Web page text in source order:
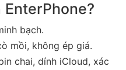
bạch.
mồi, không ép giá.
chai, dính iCloud, xác